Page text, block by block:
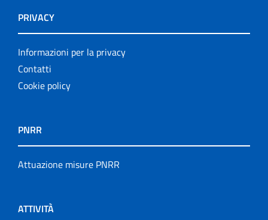
PRIVACY
Informazioni per la privacy
Contatti
Cookie policy
PNRR
Attuazione misure PNRR
ATTIVITÀ